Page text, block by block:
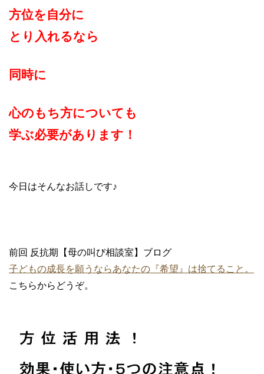
方位を自分に
とり入れるなら
同時に
心のもち方についても
学ぶ必要があります！
今日はそんなお話しです♪
前回 反抗期【母の叫び相談室】ブログ
子どもの成長を願うならあなたの『希望』は捨てること。
こちらからどうぞ。